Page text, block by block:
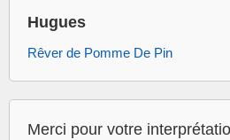
Hugues
Rêver de Pomme De Pin
Merci pour votre